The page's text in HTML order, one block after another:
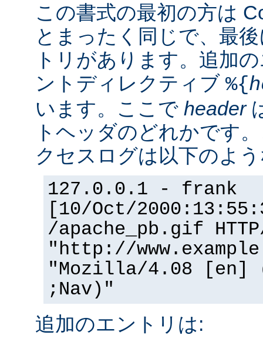
この書式の最初の方は
とまったく同じで、最
トリがあります。追加
ントディレクティブ %{
います。ここで header
トヘッダのどれかです
クセスログは以下のよ
127.0.0.1 - frank
[10/Oct/
/apache_pb.gif
"http://
"Mozilla/4.08 [en]
;Nav)"
追加のエントリは: